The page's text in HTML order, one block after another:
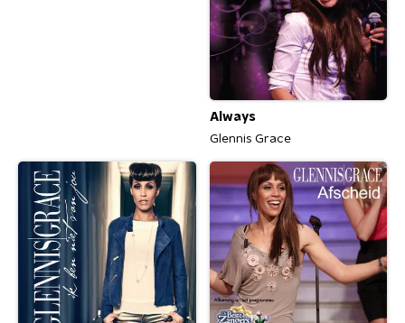
Always
Glennis Grace